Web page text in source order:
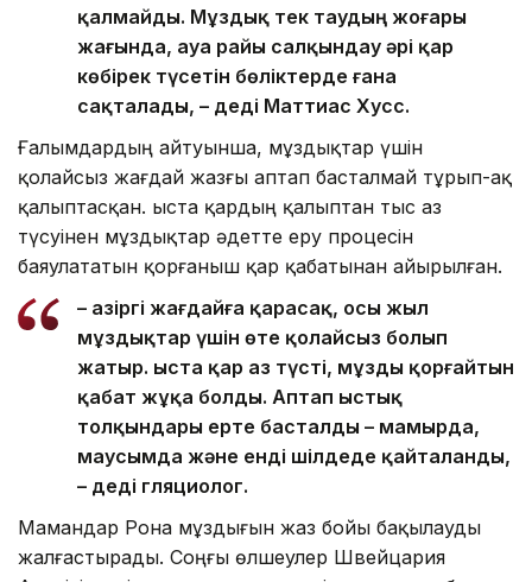
қалмайды. Мұздық тек таудың жоғары
жағында, ауа райы салқындау әрі қар
көбірек түсетін бөліктерде ғана
сақталады, – деді Маттиас Хусс.
Ғалымдардың айтуынша, мұздықтар үшін
қолайсыз жағдай жазғы аптап басталмай тұрып-ақ
қалыптасқан. Қыста қардың қалыптан тыс аз
түсуінен мұздықтар әдетте еру процесін
баяулататын қорғаныш қар қабатынан айырылған.
– Қазіргі жағдайға қарасақ, осы жыл
мұздықтар үшін өте қолайсыз болып
жатыр. Қыста қар аз түсті, мұзды қорғайтын
қабат жұқа болды. Аптап ыстық
толқындары ерте басталды – мамырда,
маусымда және енді шілдеде қайталанды,
– деді гляциолог.
Мамандар Рона мұздығын жаз бойы бақылауды
жалғастырады. Соңғы өлшеулер Швейцария